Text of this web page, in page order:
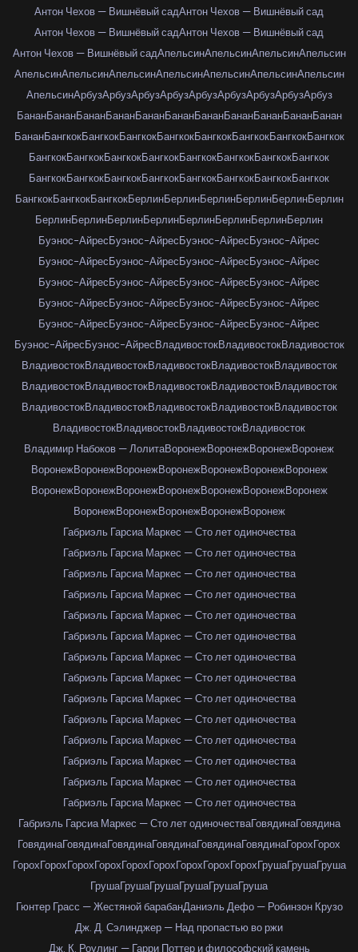
Антон Чехов — Вишнёвый садАнтон Чехов — Вишнёвый сад
Антон Чехов — Вишнёвый садАнтон Чехов — Вишнёвый сад
Антон Чехов — Вишнёвый садАпельсинАпельсинАпельсинАпельсин
АпельсинАпельсинАпельсинАпельсинАпельсинАпельсинАпельсин
АпельсинАрбузАрбузАрбузАрбузАрбузАрбузАрбузАрбузАрбуз
БананБананБананБананБананБананБананБананБананБананБанан
БананБангкокБангкокБангкокБангкокБангкокБангкокБангкокБангкок
БангкокБангкокБангкокБангкокБангкокБангкокБангкокБангкок
БангкокБангкокБангкокБангкокБангкокБангкокБангкокБангкок
БангкокБангкокБангкокБерлинБерлинБерлинБерлинБерлинБерлин
БерлинБерлинБерлинБерлинБерлинБерлинБерлинБерлин
Буэнос-АйресБуэнос-АйресБуэнос-АйресБуэнос-Айрес
Буэнос-АйресБуэнос-АйресБуэнос-АйресБуэнос-Айрес
Буэнос-АйресБуэнос-АйресБуэнос-АйресБуэнос-Айрес
Буэнос-АйресБуэнос-АйресБуэнос-АйресБуэнос-Айрес
Буэнос-АйресБуэнос-АйресБуэнос-АйресБуэнос-Айрес
Буэнос-АйресБуэнос-АйресВладивостокВладивостокВладивосток
ВладивостокВладивостокВладивостокВладивостокВладивосток
ВладивостокВладивостокВладивостокВладивостокВладивосток
ВладивостокВладивостокВладивостокВладивостокВладивосток
ВладивостокВладивостокВладивостокВладивосток
Владимир Набоков — ЛолитаВоронежВоронежВоронежВоронеж
ВоронежВоронежВоронежВоронежВоронежВоронежВоронеж
ВоронежВоронежВоронежВоронежВоронежВоронежВоронеж
ВоронежВоронежВоронежВоронежВоронеж
Габриэль Гарсиа Маркес — Сто лет одиночества
Габриэль Гарсиа Маркес — Сто лет одиночества
Габриэль Гарсиа Маркес — Сто лет одиночества
Габриэль Гарсиа Маркес — Сто лет одиночества
Габриэль Гарсиа Маркес — Сто лет одиночества
Габриэль Гарсиа Маркес — Сто лет одиночества
Габриэль Гарсиа Маркес — Сто лет одиночества
Габриэль Гарсиа Маркес — Сто лет одиночества
Габриэль Гарсиа Маркес — Сто лет одиночества
Габриэль Гарсиа Маркес — Сто лет одиночества
Габриэль Гарсиа Маркес — Сто лет одиночества
Габриэль Гарсиа Маркес — Сто лет одиночества
Габриэль Гарсиа Маркес — Сто лет одиночества
Габриэль Гарсиа Маркес — Сто лет одиночества
Габриэль Гарсиа Маркес — Сто лет одиночестваГовядинаГовядина
ГовядинаГовядинаГовядинаГовядинаГовядинаГовядинаГорохГорох
ГорохГорохГорохГорохГорохГорохГорохГорохГорохГрушаГрушаГруша
ГрушаГрушаГрушаГрушаГрушаГруша
Гюнтер Грасс — Жестяной барабанДаниэль Дефо — Робинзон Крузо
Дж. Д. Сэлинджер — Над пропастью во ржи
Дж. К. Роулинг — Гарри Поттер и философский камень